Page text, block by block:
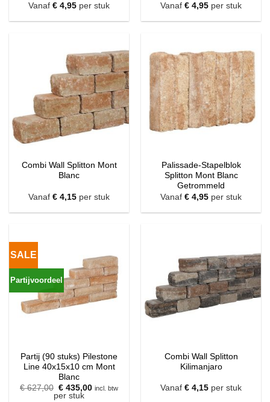
Vanaf € 4,95 per stuk
Vanaf € 4,95 per stuk
Combi Wall Splitton Mont
Blanc
Vanaf € 4,15 per stuk
Palissade-Stapelblok
Splitton Mont Blanc
Getrommeld
Vanaf € 4,95 per stuk
SALE
Partijvoordeel
Partij (90 stuks) Pilestone
Line 40x15x10 cm Mont
Blanc
€627,00 Oorspronkelijke
prijs
€ 435,00Huidige
incl. btw
per stuk
Combi Wall Splitton
Kilimanjaro
Vanaf € 4,15 per stuk